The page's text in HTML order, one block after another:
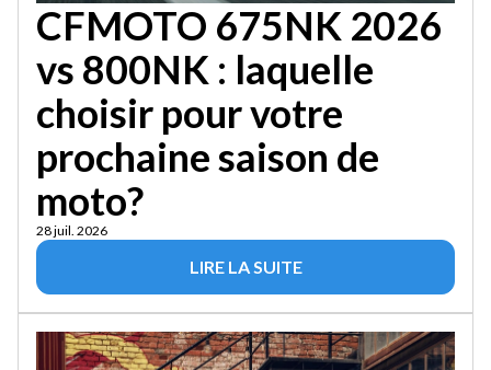
CFMOTO 675NK 2026
vs 800NK : laquelle
choisir pour votre
prochaine saison de
moto?
28 juil. 2026
LIRE LA SUITE